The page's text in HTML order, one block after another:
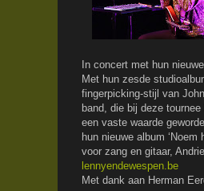
In concert met hun
Met hun zesde
fingerpicking-stijl van
band, die bij deze
een vaste waarde
hun nieuwe album
voor zang en gitaar,
lennyendewespen.be
Met dank aan Herman